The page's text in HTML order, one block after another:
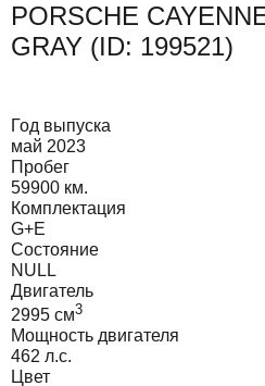
PORSCHE
GRAY (ID: 199521)
Год выпуска
май 2023
Пробег
59900 км.
Комплектация
G+E
Состояние
NULL
Двигатель
2995 cм3
Мощность двигателя
462 л.с.
Цвет